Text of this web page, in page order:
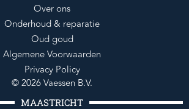
Over ons
Onderhoud & reparatie
Oud goud
Algemene Voorwaarden
Privacy Policy
© 2026 Vaessen B.V.
MAASTRICHT